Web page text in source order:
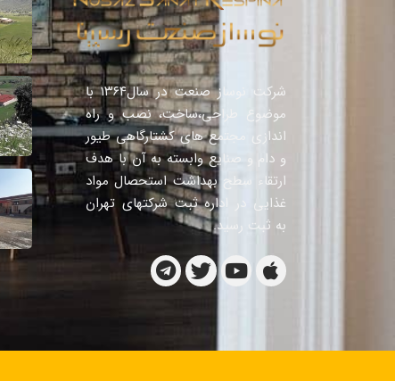
شرکت نوساز صنعت در سال١٣٦٤ با
موضوع طراحی،ساخت، نصب و راه
اندازی مجتمع های کشتارگاهی طیور
و دام و صنایع وابسته به آن با هدف
ارتقاء سطح بهداشت استحصال مواد
غذایی در اداره ثبت شرکتهای تهران
به ثبت رسید.